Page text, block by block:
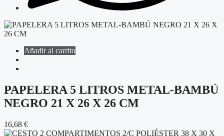
Añadir al carrito
PAPELERA 5 LITROS METAL-BAMBÚ
NEGRO 21 X 26 X 26 CM
16,68 €